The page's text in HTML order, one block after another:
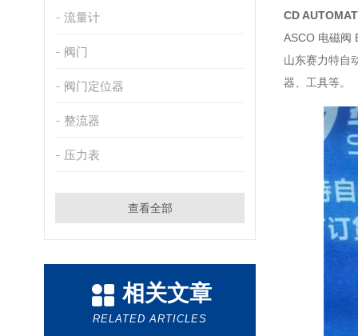
流量计
阀门
阀门定位器
整流器
压力表
查看全部
相关文章
RELATED ARTICLES
CD
ASCO 电磁阀
山东赛力特自
器、工具等。